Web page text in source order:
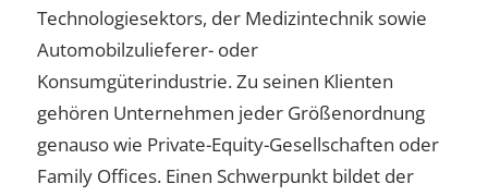
Technologiesektors, der Medizintechnik sowie
Automobilzulieferer- oder
Konsumgüterindustrie. Zu seinen Klienten
gehören Unternehmen jeder Größenordnung
genauso wie Private-Equity-Gesellschaften oder
Family Offices. Einen Schwerpunkt bildet der